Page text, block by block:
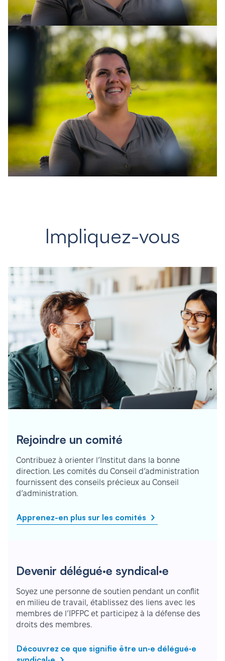
Impliquez-vous
Rejoindre un comité
Contribuez à orienter l’Institut dans la bonne
direction. Les comités du Conseil d’administration
fournissent des conseils précieux au Conseil
d’administration.
Apprenez-en plus sur les comités
Devenir délégué·e syndical·e
Soyez une personne de soutien pendant un conflit
en milieu de travail, établissez des liens avec les
membres de l’IPFPC et participez à la défense des
droits des membres.
Découvrez ce que signifie être un·e délégué·e